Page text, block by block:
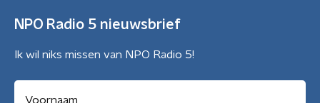
NPO Radio 5 nieuwsbrief
Ik wil niks missen van NPO Radio 5!